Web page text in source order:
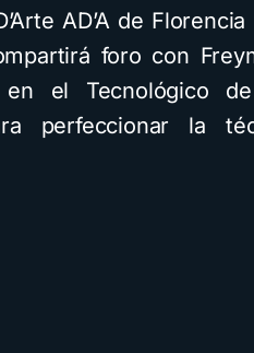
AD’A de
foro con
en el Tecnológico
perfeccionar la